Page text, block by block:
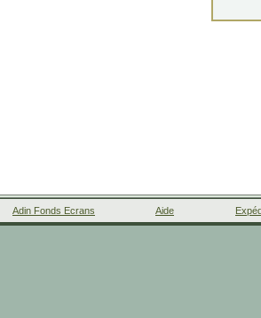
Adin Fonds Ecrans Aide